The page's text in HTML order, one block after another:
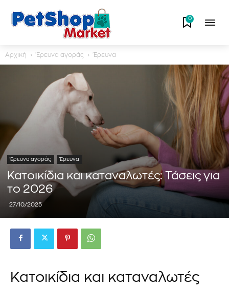
0
Αρχική Έρευνα αγοράς Έρευνα
Έρευνα αγοράς Έρευνα
Κατοικίδια και καταναλωτές: Τάσεις για
το 2026
27/10/2025
Κατοικίδια και καταναλωτές